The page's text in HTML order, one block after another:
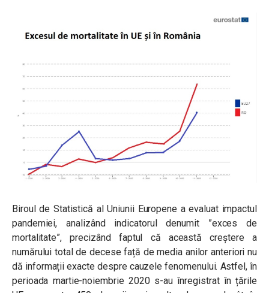
Biroul de Statistică al Uniunii Europene a evaluat impactul
pandemiei, analizând indicatorul denumit ”exces de
mortalitate”, precizând faptul că această creștere a
numărului total de decese față de media anilor anteriori nu
dă informații exacte despre cauzele fenomenului. Astfel, în
perioada martie-noiembrie 2020 s-au înregistrat în țările